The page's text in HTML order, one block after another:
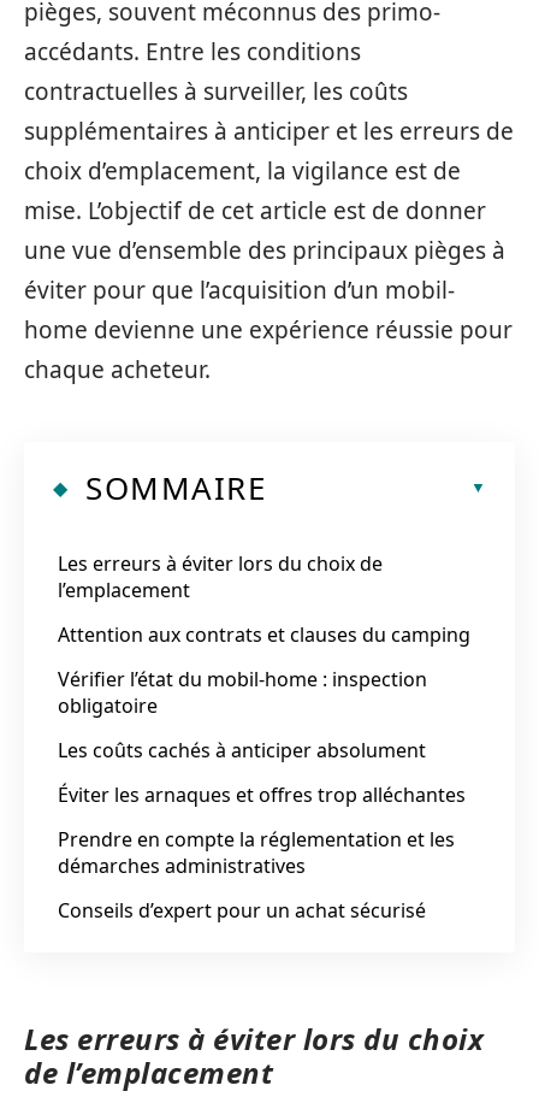
pièges, souvent méconnus des primo-
accédants. Entre les conditions
contractuelles à surveiller, les coûts
supplémentaires à anticiper et les erreurs de
choix d’emplacement, la vigilance est de
mise. L’objectif de cet article est de donner
une vue d’ensemble des principaux pièges à
éviter pour que l’acquisition d’un mobil-
home devienne une expérience réussie pour
chaque acheteur.
SOMMAIRE
Les erreurs à éviter lors du choix de
l’emplacement
Attention aux contrats et clauses du camping
Vérifier l’état du mobil-home : inspection
obligatoire
Les coûts cachés à anticiper absolument
Éviter les arnaques et offres trop alléchantes
Prendre en compte la réglementation et les
démarches administratives
Conseils d’expert pour un achat sécurisé
Les erreurs à éviter lors du choix
de l’emplacement